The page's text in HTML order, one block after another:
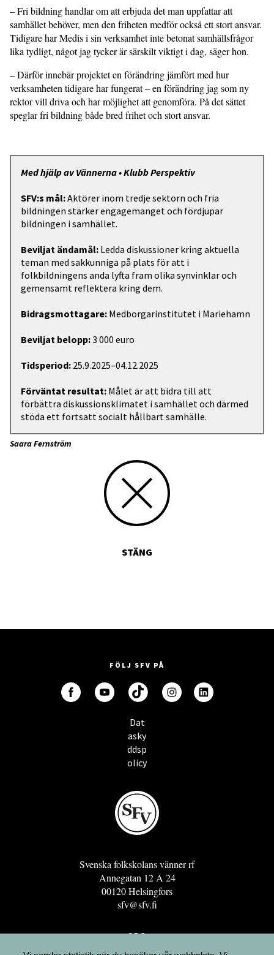
– Fri bildning handlar om att erbjuda det man uppfattar att
samhället behöver, men den friheten medför också ett stort ansvar.
Tidigare har Medis i sin verksamhet inte betonat samhällsfrågor
lika tydligt, något jag tycker är särskilt viktigt i dag, säger hon.
– Därför innebär projektet en förändring jämfört med hur
verksamheten tidigare har fungerat – en förändring jag som ny
rektor vill driva och har möjlighet att genomföra. På det sättet
speglar fri bildning både bred frihet och stort ansvar.
Med hjälp av Vännerna • Klubb Perspektiv
SFV:s mål:Aktörer inom tredje sektorn och fria
bildningen stärker engagemanget och fördjupar
bildningen i samhället.
Beviljat ändamål: Ledda diskussioner kring aktuella
teman med sakkunniga på plats för att i
folkbildningens anda lyfta fram olika synvinklar och
gemensamt reflektera kring dem.
Bidragsmottagare: Medborgarinstitutet i Mariehamn
Beviljat belopp:3 000 euro
Tidsperiod: 25.9.2025–04.12.2025
Förväntat resultat: Målet är att bidra till att
förbättra diskussionsklimatet i samhället och därmed
stöda ett fortsatt socialt hållbart samhälle.
Saara Fernström
STÄNG
FÖLJ SFV PÅ
Dat
asky
ddsp
olicy
Svenska folkskolans vänner rf
Annegatan 12 A 24
00120 Helsingfors
sfv@sfv.fi
GRO
FÖRENINGSRESURSEN